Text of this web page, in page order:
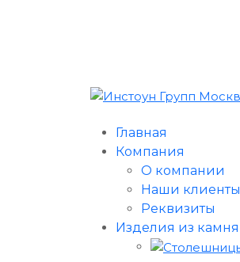
Главная
Компания
О компании
Наши клиенты
Реквизиты
Изделия из камня